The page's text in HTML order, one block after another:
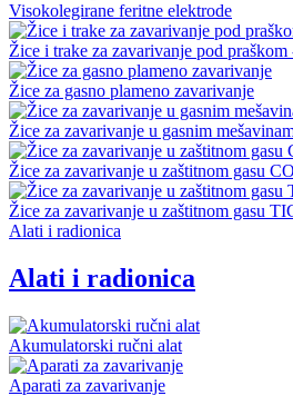
Visokolegirane feritne elektrode
Žice i trake za zavarivanje pod praškom
Žice za gasno plameno zavarivanje
Žice za zavarivanje u gasnim
Žice za zavarivanje u zaštitnom gasu
Žice za zavarivanje u zaštitnom gasu
Alati i radionica
Alati i radionica
Akumulatorski ručni alat
Aparati za zavarivanje